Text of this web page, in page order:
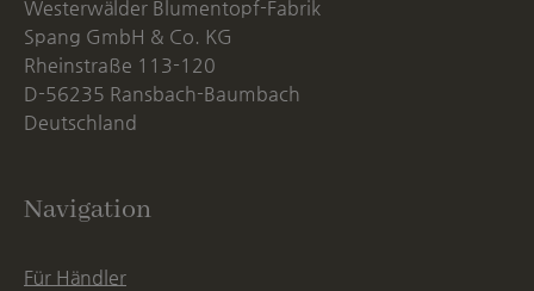
Westerwälder Blumentopf-Fabrik
Spang GmbH & Co. KG
Rheinstraße 113-120
D-56235 Ransbach-Baumbach
Deutschland
Navigation
Für Händler